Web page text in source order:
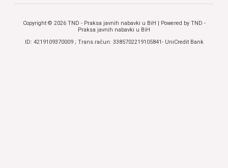
Copyright © 2026 TND - Praksa javnih nabavki u BiH | Powered by TND -
Praksa javnih nabavki u BiH
ID: 4219109370009 ; Trans.račun: 3385702219105841- UniCredit Bank